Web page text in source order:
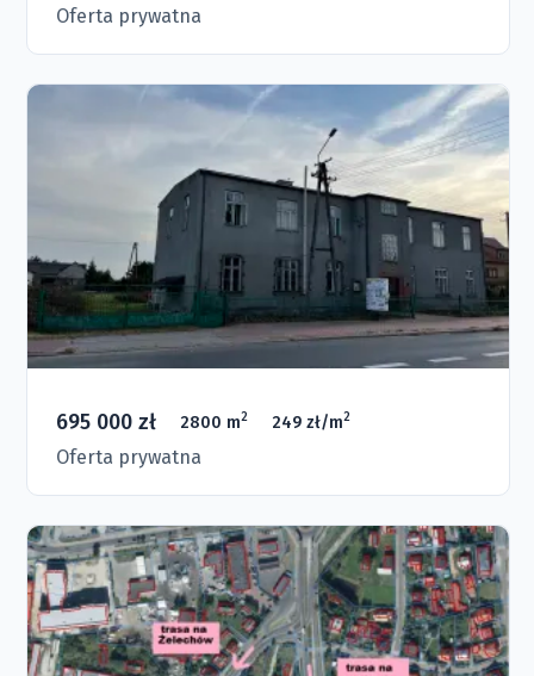
Oferta prywatna
695 000 zł 2800 m2 249 zł/m2
Oferta prywatna